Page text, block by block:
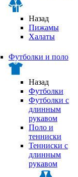
Назад
Пижамы
Халаты
Футболки и поло
Назад
Футболки
Футболки с
длинным
рукавом
Поло и
тенниски
Тенниски с
длинным
рукавом